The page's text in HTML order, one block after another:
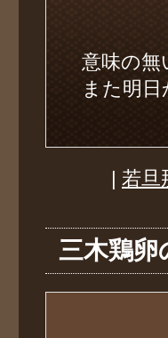
意味の
また明
| 若旦
三木鶏卵